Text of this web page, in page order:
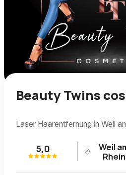
Beauty Twins
Laser Haarentfernung in Weil
5,0
Weil
Rhein